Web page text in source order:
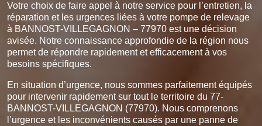
Votre choix de faire appel à notre service pour l’entretien, la
réparation et les urgences liées à votre pompe de relevage
à BANNOST-VILLEGAGNON – 77970 est une décision
avisée. Notre connaissance approfondie de la région nous
permet de répondre rapidement et efficacement à vos
besoins spécifiques.
En situation d’urgence, nous sommes parfaitement équipés
pour intervenir rapidement sur tout le territoire du 77-
BANNOST-VILLEGAGNON (77970). Nous comprenons
l’urgence et les inconvénients causés par une panne de